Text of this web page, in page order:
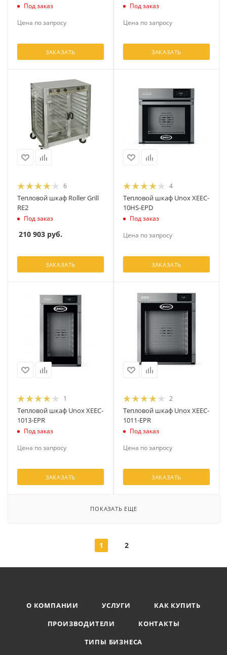
Под заказ
Цена по запросу
ЗАКАЗАТЬ
Под заказ
Цена по запросу
ЗАКАЗАТЬ
6
Тепловой шкаф Roller Grill
RE2
Под заказ
210 903 руб.
ЗАКАЗАТЬ
4
Тепловой шкаф Unox XEEC-
10HS-EPD
Под заказ
Цена по запросу
ЗАКАЗАТЬ
1
Тепловой шкаф Unox XEEC-
1013-EPR
Под заказ
Цена по запросу
ЗАКАЗАТЬ
2
Тепловой шкаф Unox XEEC-
1011-EPR
Под заказ
Цена по запросу
ЗАКАЗАТЬ
ПОКАЗАТЬ ЕЩЕ
1 2
О КОМПАНИИ УСЛУГИ
КАК КУПИТЬ
ПРОИЗВОДИТЕЛИ
КОНТАКТЫ
ТИПЫ БИЗНЕСА